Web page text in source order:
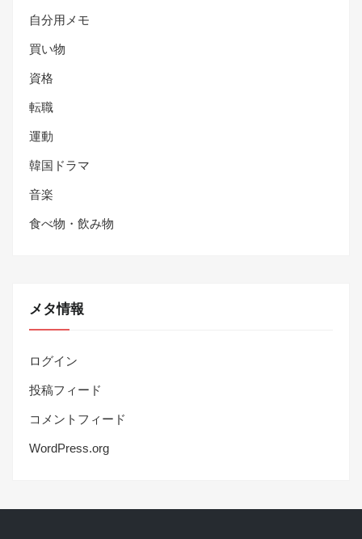
自分用メモ
買い物
資格
転職
運動
韓国ドラマ
音楽
食べ物・飲み物
メタ情報
ログイン
投稿フィード
コメントフィード
WordPress.org